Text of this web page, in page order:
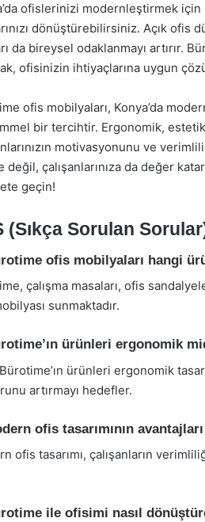
ofislerinizi modernleştirmek için
dönüştürebilirsiniz. Açık ofis
da bireysel odaklanmayı artırır.
ofisinizin ihtiyaçlarına uygun
ofis mobilyaları, Konya’da
bir tercihtir. Ergonomik,
motivasyonunu ve
değil, çalışanlarınıza da değer
geçin!
(Sıkça Sorulan
ofis mobilyaları hangi
çalışma masaları, ofis
sunmaktadır.
ürünleri ergonomik
ürünleri ergonomik
artırmayı hedefler.
ofis tasarımının
ofis tasarımı, çalışanların
ile ofisimi nasıl